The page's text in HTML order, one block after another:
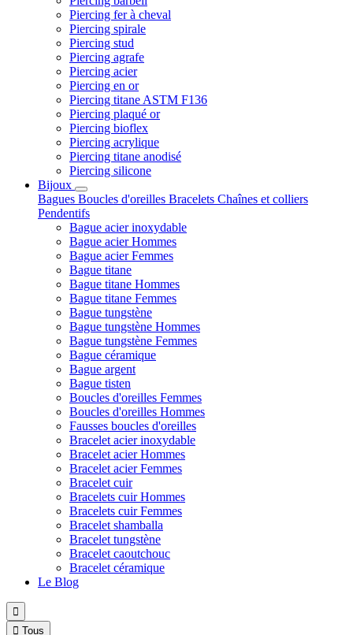
Piercing fer à cheval
Piercing spirale
Piercing stud
Piercing agrafe
Piercing acier
Piercing en or
Piercing titane ASTM F136
Piercing plaqué or
Piercing bioflex
Piercing acrylique
Piercing titane anodisé
Piercing silicone
Bijoux
Bagues Boucles d'oreilles Bracelets Chaînes et colliers
Pendentifs
Bague acier inoxydable
Bague acier Hommes
Bague acier Femmes
Bague titane
Bague titane Hommes
Bague titane Femmes
Bague tungstène
Bague tungstène Hommes
Bague tungstène Femmes
Bague céramique
Bague argent
Bague tisten
Boucles d'oreilles Femmes
Boucles d'oreilles Hommes
Fausses boucles d'oreilles
Bracelet acier inoxydable
Bracelet acier Hommes
Bracelet acier Femmes
Bracelet cuir
Bracelets cuir Hommes
Bracelets cuir Femmes
Bracelet shamballa
Bracelet tungstène
Bracelet caoutchouc
Bracelet céramique
Le Blog

 Tous